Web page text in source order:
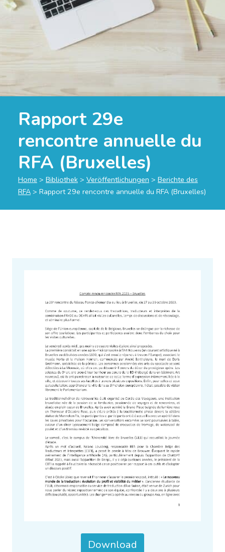
Rapport 29e
rencontre annuelle du
RFA (Bruxelles)
Home > Bibliothek > Veröffentlichungen > Berichte des
RFA > Rapport 29e rencontre annuelle du RFA (Bruxelles)
Download